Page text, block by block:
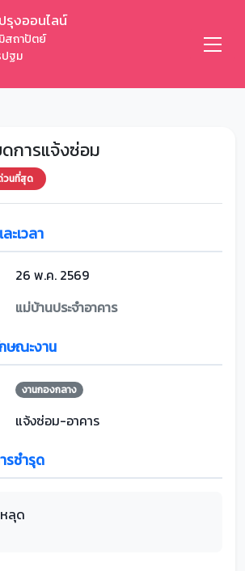
รุงออนไลน์
สถาปัตย์
ปฐม
ดการแจ้งซ่อม
วนที่สุด
ะเวลา
26 พ.ค. 2569
แม่บ้านประจำอาคาร
ษณะงาน
งานกองกลาง
แจ้งซ่อม-อาคาร
รชำรุด
ลุด